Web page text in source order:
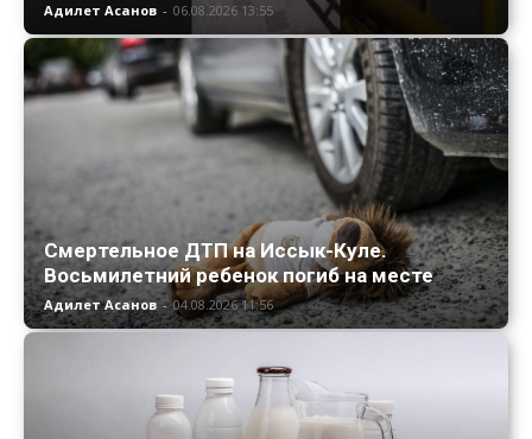
Адилет Асанов - 06.08.2026 13:55
Смертельное ДТП на Иссык-Куле.
Восьмилетний ребенок погиб на месте
Адилет Асанов - 04.08.2026 11:56